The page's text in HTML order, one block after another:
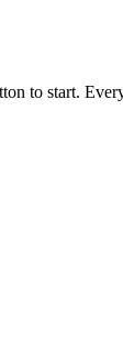
to start.